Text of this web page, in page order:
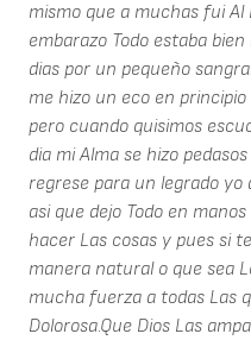
mismo que a muchas fui
embarazo Todo estaba
dias por un pequeño
me hizo un eco en
pero cuando quisimos
dia mi Alma se hizo
regrese para un legrado yo
asi que dejo Todo en
hacer Las cosas y pues si
manera natural o que sea
mucha fuerza a todas Las
Dolorosa.Que Dios Las